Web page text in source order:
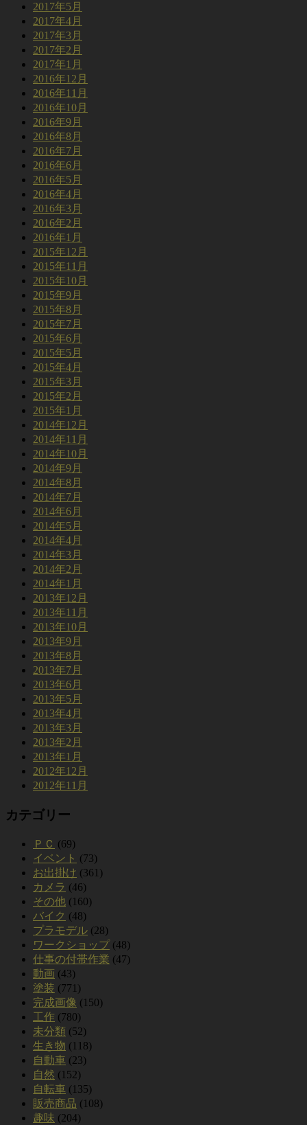
2017年5月
2017年4月
2017年3月
2017年2月
2017年1月
2016年12月
2016年11月
2016年10月
2016年9月
2016年8月
2016年7月
2016年6月
2016年5月
2016年4月
2016年3月
2016年2月
2016年1月
2015年12月
2015年11月
2015年10月
2015年9月
2015年8月
2015年7月
2015年6月
2015年5月
2015年4月
2015年3月
2015年2月
2015年1月
2014年12月
2014年11月
2014年10月
2014年9月
2014年8月
2014年7月
2014年6月
2014年5月
2014年4月
2014年3月
2014年2月
2014年1月
2013年12月
2013年11月
2013年10月
2013年9月
2013年8月
2013年7月
2013年6月
2013年5月
2013年4月
2013年3月
2013年2月
2013年1月
2012年12月
2012年11月
カテゴリー
ＰＣ (69)
イベント (73)
お出掛け (361)
カメラ (46)
その他 (160)
バイク (48)
プラモデル (28)
ワークショップ(48)
仕事の付帯作業 (47)
動画 (43)
塗装 (771)
完成画像 (150)
工作 (780)
未分類 (52)
生き物 (118)
自動車 (23)
自然 (152)
自転車 (135)
販売商品 (108)
趣味 (204)